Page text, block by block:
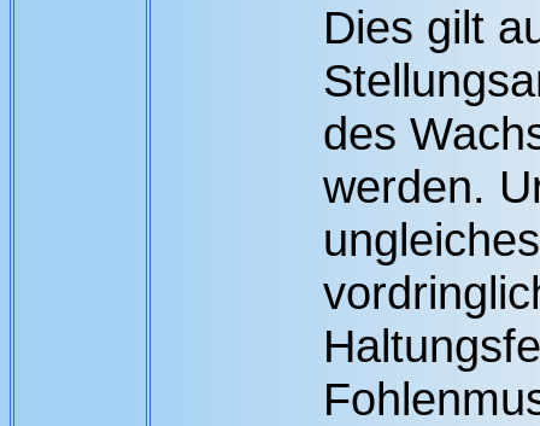
Dies gilt
des
werden.